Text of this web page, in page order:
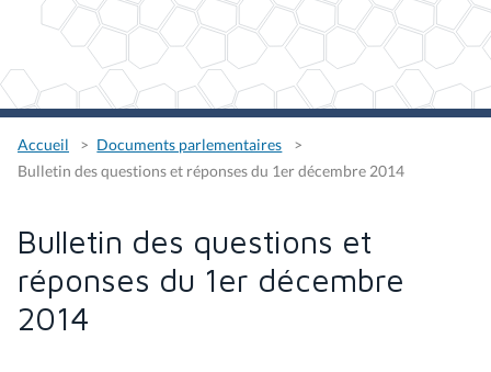
Accueil
Documents parlementaires
Bulletin des questions et réponses du 1er décembre 2014
Bulletin des questions et
réponses du 1er décembre
2014